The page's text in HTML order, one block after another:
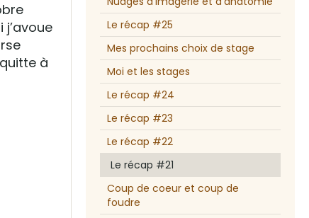
à
Le récap #25
Mes prochains choix de stage
Moi et les stages
Le récap #24
Le récap #23
Le récap #22
Le récap #21
Coup de coeur et coup de
foudre